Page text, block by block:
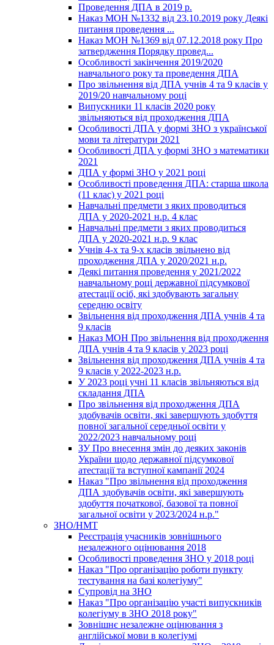
Проведення ДПА в 2019 р.
Наказ МОН №1332 від 23.10.2019 року Деякі
питання проведення ...
Наказ МОН №1369 від 07.12.2018 року Про
затвердження Порядку провед...
Особливості закінчення 2019/2020
навчального року та проведення ДПА
Про звільнення від ДПА учнів 4 та 9 класів у
2019/20 навчальному році
Випускники 11 класів 2020 року
звільняються від проходження ДПА
Особливості ДПА у формі ЗНО з української
мови та літератури 2021
Особливості ДПА у формі ЗНО з математики
2021
ДПА у формі ЗНО у 2021 році
Особливості проведення ДПА: старша школа
(11 клас) у 2021 році
Навчальні предмети з яких проводиться
ДПА у 2020-2021 н.р. 4 клас
Навчальні предмети з яких проводиться
ДПА у 2020-2021 н.р. 9 клас
Учнів 4-х та 9-х класів звільнено від
проходження ДПА у 2020/2021 н.р.
Деякі питання проведення у 2021/2022
навчальному році державної підсумкової
атестації осіб, які здобувають загальну
середню освіту
Звільнення від проходження ДПА учнів 4 та
9 класів
Наказ МОН Про звільнення від проходження
ДПА учнів 4 та 9 класів у 2023 році
Звільнення від проходження ДПА учнів 4 та
9 класів у 2022-2023 н.р.
У 2023 році учні 11 класів звільняються від
складання ДПА
Про звільнення від проходження ДПА
здобувачів освіти, які завершують здобуття
повної загальної середньої освіти у
2022/2023 навчальному році
ЗУ Про внесення змін до деяких законів
України щодо державної підсумкової
атестації та вступної кампанії 2024
Наказ "Про звільнення від проходження
ДПА здобувачів освіти, які завершують
здобуття початкової, базової та повної
загальної освіти у 2023/2024 н.р."
ЗНО/НМТ
Реєстрація учасників зовнішнього
незалежного оцінювання 2018
Особливості проведення ЗНО у 2018 році
Наказ "Про організацію роботи пункту
тестування на базі колегіуму"
Супровід на ЗНО
Наказ "Про організацію участі випускників
колегіуму в ЗНО 2018 року"
Зовнішнє незалежне оцінювання з
англійської мови в колегіумі